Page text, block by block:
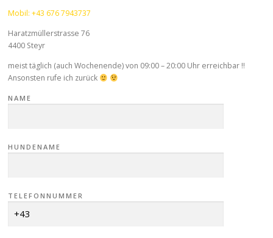
Mobil: +43 676 7943737
Haratzmüllerstrasse 76
4400 Steyr
meist täglich (auch Wochenende) von 09:00 – 20:00 Uhr erreichbar !!
Ansonsten rufe ich zurück
NAME
HUNDENAME
TELEFONNUMMER